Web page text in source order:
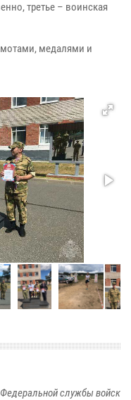
третье – воинская
медалями и
службы войск